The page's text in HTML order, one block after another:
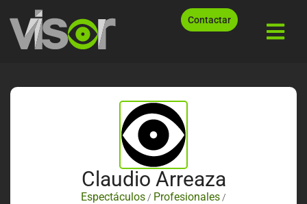
Contactar
Claudio Arreaza
Espectáculos / Profesionales /